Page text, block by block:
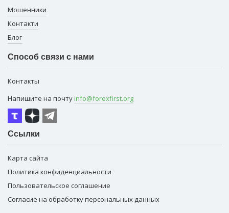
Мошенники
Контакти
Блог
Способ связи с нами
Контакты
Напишите на почту info@forexfirst.org
Ссылки
Карта сайта
Политика конфиденциальности
Пользовательское соглашение
Согласие на обработку персональных данных